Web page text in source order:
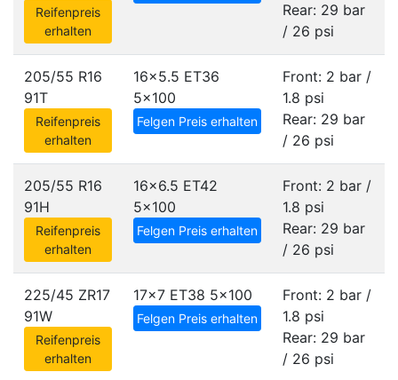
Reifenpreis
erhalten
Rear: 29 bar
/ 26 psi
205/55 R16
91T
Reifenpreis
erhalten
16x5.5 ET36
5x100
Felgen Preis erhalten
Front: 2 bar /
1.8 psi
Rear: 29 bar
/ 26 psi
205/55 R16
91H
Reifenpreis
erhalten
16x6.5 ET42
5x100
Felgen Preis erhalten
Front: 2 bar /
1.8 psi
Rear: 29 bar
/ 26 psi
225/45 ZR17
91W
Reifenpreis
erhalten
17x7 ET38 5x100
Felgen Preis erhalten
Front: 2 bar /
1.8 psi
Rear: 29 bar
/ 26 psi